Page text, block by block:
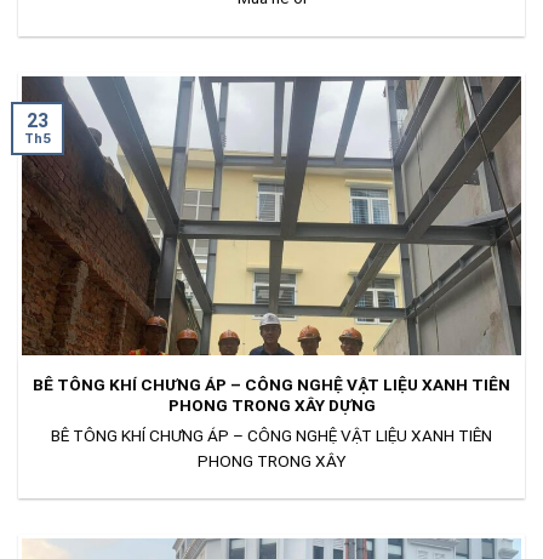
BÊ TÔNG KHÍ CHƯNG ÁP – CÔNG NGHỆ VẬT LIỆU XANH TIÊN
PHONG TRONG XÂY DỰNG
BÊ TÔNG KHÍ CHƯNG ÁP – CÔNG NGHỆ VẬT LIỆU XANH TIÊN
PHONG TRONG XÂY
23
Th5